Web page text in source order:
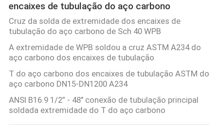
MAPA
DO
SITE
PRIVACY
POLICY
encaixes de tubulação do aço carbono
Cruz da solda de extremidade dos encaixes de
tubulação do aço carbono de Sch 40 WPB
A extremidade de WPB soldou a cruz ASTM A234 do
aço carbono dos encaixes de tubulação
T do aço carbono dos encaixes de tubulação ASTM do
aço carbono DN15-DN1200 A234
ANSI B16.9 1/2” - 48" conexão de tubulação principal
soldada extremidade do T do aço carbono